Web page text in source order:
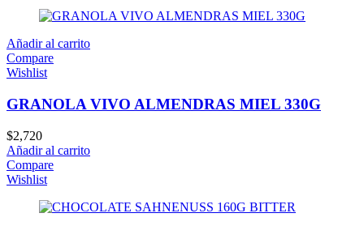
Añadir al carrito
Compare
Wishlist
GRANOLA VIVO ALMENDRAS MIEL 330G
$2,720
Añadir al carrito
Compare
Wishlist